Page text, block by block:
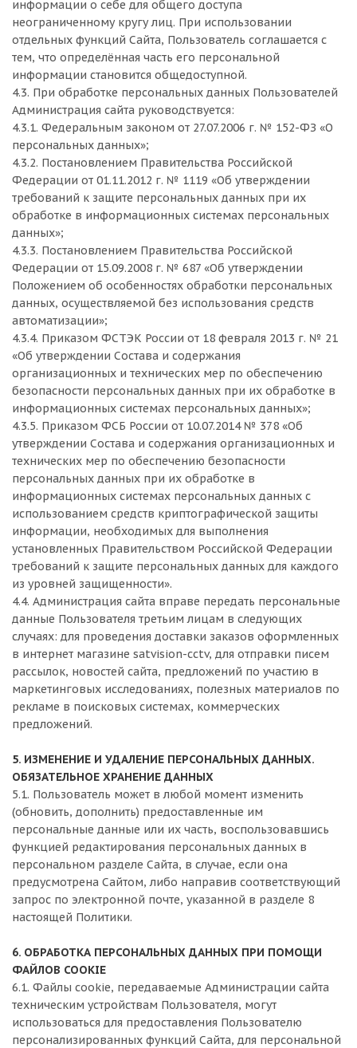
информации о себе для общего доступа
неограниченному кругу лиц. При использовании
отдельных функций Сайта, Пользователь соглашается с
тем, что определённая часть его персональной
информации становится общедоступной.
4.3. При обработке персональных данных Пользователей
Администрация сайта руководствуется:
4.3.1. Федеральным законом от 27.07.2006 г. № 152-ФЗ «О
персональных данных»;
4.3.2. Постановлением Правительства Российской
Федерации от 01.11.2012 г. № 1119 «Об утверждении
требований к защите персональных данных при их
обработке в информационных системах персональных
данных»;
4.3.3. Постановлением Правительства Российской
Федерации от 15.09.2008 г. № 687 «Об утверждении
Положением об особенностях обработки персональных
данных, осуществляемой без использования средств
автоматизации»;
4.3.4. Приказом ФСТЭК России от 18 февраля 2013 г. № 21
«Об утверждении Состава и содержания
организационных и технических мер по обеспечению
безопасности персональных данных при их обработке в
информационных системах персональных данных»;
4.3.5. Приказом ФСБ России от 10.07.2014 № 378 «Об
утверждении Состава и содержания организационных и
технических мер по обеспечению безопасности
персональных данных при их обработке в
информационных системах персональных данных с
использованием средств криптографической защиты
информации, необходимых для выполнения
установленных Правительством Российской Федерации
требований к защите персональных данных для каждого
из уровней защищенности».
4.4. Администрация сайта вправе передать персональные
данные Пользователя третьим лицам в следующих
случаях: для проведения доставки заказов оформленных
в интернет магазине satvision-cctv, для отправки писем
рассылок, новостей сайта, предложений по участию в
маркетинговых исследованиях, полезных материалов по
рекламе в поисковых системах, коммерческих
предложений.
5. ИЗМЕНЕНИЕ И УДАЛЕНИЕ ПЕРСОНАЛЬНЫХ ДАННЫХ.
ОБЯЗАТЕЛЬНОЕ ХРАНЕНИЕ ДАННЫХ
5.1. Пользователь может в любой момент изменить
(обновить, дополнить) предоставленные им
персональные данные или их часть, воспользовавшись
функцией редактирования персональных данных в
персональном разделе Сайта, в случае, если она
предусмотрена Сайтом, либо направив соответствующий
запрос по электронной почте, указанной в разделе 8
настоящей Политики.
6. ОБРАБОТКА ПЕРСОНАЛЬНЫХ ДАННЫХ ПРИ ПОМОЩИ
ФАЙЛОВ COOKIE
6.1. Файлы cookie, передаваемые Администрации сайта
техническим устройствам Пользователя, могут
использоваться для предоставления Пользователю
персонализированных функций Сайта, для персональной